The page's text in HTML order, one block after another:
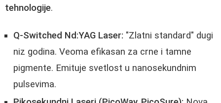
tehnologije.
Q-Switched Nd:YAG Laser: "Zlatni standard" dugi
niz godina. Veoma efikasan za crne i tamne
pigmente. Emituje svetlost u nanosekundnim
pulsevima.